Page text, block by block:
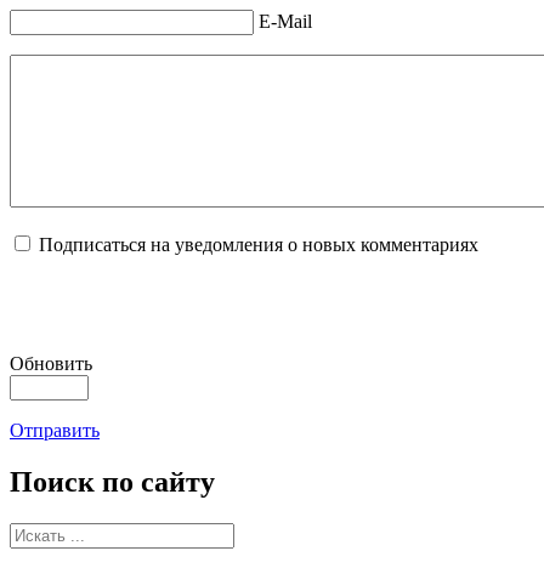
E-Mail
Подписаться на уведомления о новых комментариях
Обновить
Отправить
Поиск по сайту